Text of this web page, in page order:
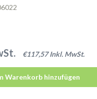
€117,57 Inkl. MwSt.
Warenkorb hinzufügen